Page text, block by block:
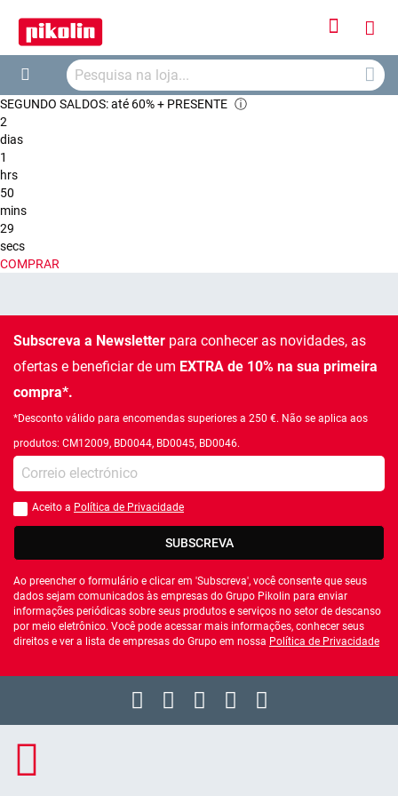
Iniciar
Meu
Search
SEGUNDO SALDOS: até 60% + PRESENTE ⓘ
2
dias
1
hrs
50
mins
29
secs
COMPRAR
Subscreva a Newsletter para conhecer as novidades, as
ofertas e beneficiar de um EXTRA de 10% na sua primeira
compra*.
*Desconto válido para encomendas superiores a 250 €. Não se aplica aos
produtos: CM12009, BD0044, BD0045, BD0046.
Introduza o seu email
Você deve aceitar a política de privacidade
Aceito a Política de Privacidade
SUBSCREVA
Ao preencher o formulário e clicar em 'Subscreva', você consente que seus
dados sejam comunicados às empresas do Grupo Pikolin para enviar
informações periódicas sobre seus produtos e serviços no setor de descanso
por meio eletrônico. Você pode acessar mais informações, conhecer seus
direitos e ver a lista de empresas do Grupo em nossa Política de Privacidade